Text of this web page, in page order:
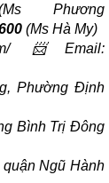
Phương
(Ms Hà My)
📨 Email:
Phường Định
Bình Trị Đông
Ngũ Hành